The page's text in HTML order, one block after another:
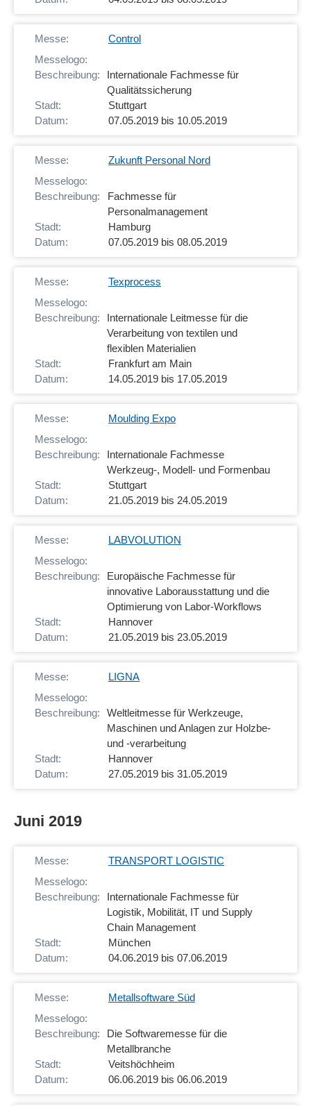
Control
Internationale Fachmesse für
Qualitätssicherung
Stuttgart
07.05.2019 bis 10.05.2019
Zukunft Personal Nord
Fachmesse für
Personalmanagement
Hamburg
07.05.2019 bis 08.05.2019
Texprocess
Internationale Leitmesse für die
Verarbeitung von textilen und
flexiblen Materialien
Frankfurt am Main
14.05.2019 bis 17.05.2019
Moulding Expo
Internationale Fachmesse
Werkzeug-, Modell- und Formenbau
Stuttgart
21.05.2019 bis 24.05.2019
LABVOLUTION
Europäische Fachmesse für
innovative Laborausstattung und die
Optimierung von Labor-Workflows
Hannover
21.05.2019 bis 23.05.2019
LIGNA
Weltleitmesse für Werkzeuge,
Maschinen und Anlagen zur Holzbe-
und -verarbeitung
Hannover
27.05.2019 bis 31.05.2019
Juni 2019
TRANSPORT LOGISTIC
Internationale Fachmesse für
Logistik, Mobilität, IT und Supply
Chain Management
München
04.06.2019 bis 07.06.2019
Metallsoftware Süd
Die Softwaremesse für die
Metallbranche
Veitshöchheim
06.06.2019 bis 06.06.2019